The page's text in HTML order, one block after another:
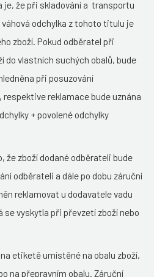
je, že při skladování a transportu
odchylka z tohoto titulu je
zboží. Pokud odběratel při
do vlastních suchých obalů, bude
při posuzování
reklamace bude uznána
+ povolené odchylky
že zboží dodané odběrateli bude
odběrateli a dále po dobu záruční
reklamovat u dodavatele vadu
se vyskytla při převzetí zboží nebo
etiketě umístěné na obalu zboží,
na přepravním obalu. Záruční